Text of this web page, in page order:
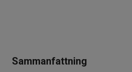
Sammanfattning